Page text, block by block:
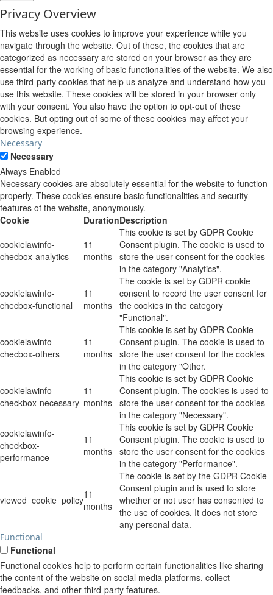
Privacy Overview
This website uses cookies to improve your experience while you
navigate through the website. Out of these, the cookies that are
categorized as necessary are stored on your browser as they are
essential for the working of basic functionalities of the website. We also
use third-party cookies that help us analyze and understand how you
use this website. These cookies will be stored in your browser only
with your consent. You also have the option to opt-out of these
cookies. But opting out of some of these cookies may affect your
browsing experience.
Necessary
Necessary
Always Enabled
Necessary cookies are absolutely essential for the website to function
properly. These cookies ensure basic functionalities and security
features of the website, anonymously.
Cookie
DurationDescription
cookielawinfo-
checbox-analytics
11
months
This cookie is set by GDPR Cookie
Consent plugin. The cookie is used to
store the user consent for the cookies
in the category "Analytics".
cookielawinfo-
checbox-functional
11
months
The cookie is set by GDPR cookie
consent to record the user consent for
the cookies in the category
"Functional".
cookielawinfo-
checbox-others
11
months
This cookie is set by GDPR Cookie
Consent plugin. The cookie is used to
store the user consent for the cookies
in the category "Other.
cookielawinfo-
checkbox-necessary
11
months
This cookie is set by GDPR Cookie
Consent plugin. The cookies is used to
store the user consent for the cookies
in the category "Necessary".
cookielawinfo-
checkbox-
performance
11
months
This cookie is set by GDPR Cookie
Consent plugin. The cookie is used to
store the user consent for the cookies
in the category "Performance".
viewed_cookie_policy11
months
The cookie is set by the GDPR Cookie
Consent plugin and is used to store
whether or not user has consented to
the use of cookies. It does not store
any personal data.
Functional
Functional
Functional cookies help to perform certain functionalities like sharing
the content of the website on social media platforms, collect
feedbacks, and other third-party features.